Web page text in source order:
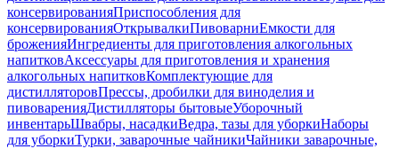
консервированияПриспособления для
консервированияОткрывалкиПивоварниЕмкости для
броженияИнгредиенты для приготовления алкогольных
напитковАксессуары для приготовления и хранения
алкогольных напитковКомплектующие для
дистилляторовПрессы, дробилки для виноделия и
пивоваренияДистилляторы бытовыеУборочный
инвентарьШвабры, насадкиВедра, тазы для уборкиНаборы
для уборкиТурки, заварочные чайникиЧайники заварочные,